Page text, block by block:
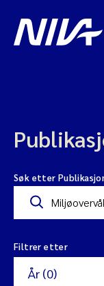
Søk etter
Filtrer etter
År (0)